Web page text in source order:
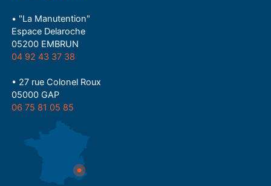
• "La Manutention"
Espace Delaroche
05200 EMBRUN
04 92 43 37 38
• 27 rue Colonel Roux
05000 GAP
06 75 81 05 85